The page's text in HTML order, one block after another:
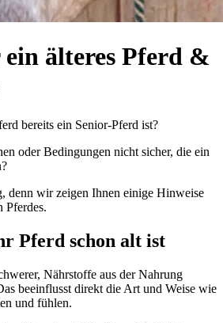
älteres Pferd &
bereits ein Senior-Pferd ist?
oder Bedingungen nicht sicher, die ein
denn wir zeigen Ihnen einige Hinweise
Pferdes.
Pferd schon alt ist
Nährstoffe aus der Nahrung
beeinflusst direkt die Art und Weise wie
und fühlen.